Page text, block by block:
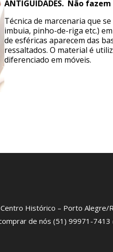
ANTIGUIDADES. Não
Técnica de marcenaria que
imbuia, pinho-de-riga etc.)
de esféricas aparecem das
ressaltados. O material é
diferenciado em móveis.
Histórico – Porto Alegre/
de nós (51) 99971-